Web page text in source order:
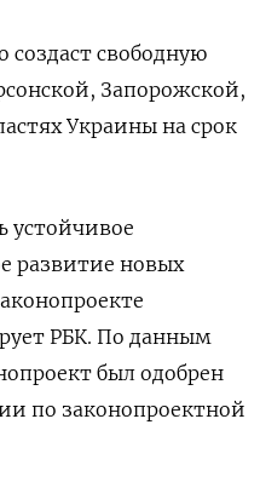
создаст свободную
Запорожской,
Украины на срок
устойчивое
развитие новых
РБК. По данным
был одобрен
по законопроектной